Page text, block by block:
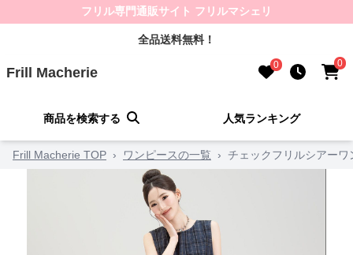
フリル専門通販サイト フリルマシェリ
全品送料無料！
Frill Macherie 0 0
商品を検索する 人気ランキング
Frill Macherie TOP › ワンピースの一覧 › チェックフリルシアーワ